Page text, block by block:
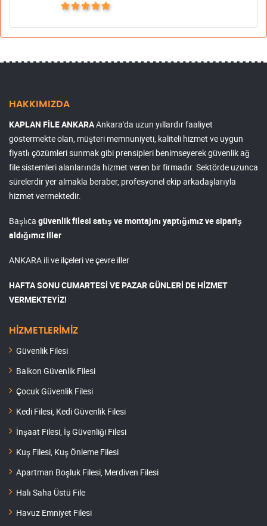
HAKKIMIZDA
KAPLAN FİLE ANKARAAnkara'da uzun yıllardır faaliyet
göstermekte olan, müşteri memnuniyeti, kaliteli hizmet ve uygun
fiyatlı çözümleri sunmak gibi prensipleri benimseyerek güvenlik ağ
file sistemleri alanlarında hizmet veren bir firmadır. Sektörde uzunca
sürelerdir yer almakla beraber, profesyonel ekip arkadaşlarıyla
hizmet vermektedir.
Başlıca güvenlik filesi satış ve montajını yaptığımız ve sipariş
aldığımız iller
ANKARA ili ve ilçeleri ve çevre iller
HAFTA SONU CUMARTESİ VE PAZAR GÜNLERİ DE HİZMET
VERMEKTEYİZ!
HİZMETLERİMİZ
Güvenlik Filesi
Balkon Güvenlik Filesi
Çocuk Güvenlik Filesi
Kedi Filesi, Kedi Güvenlik Filesi
İnşaat Filesi, İş Güvenliği Filesi
Kuş Filesi, Kuş Önleme Filesi
Apartman Boşluk Filesi, Merdiven Filesi
Halı Saha Üstü File
Havuz Emniyet Filesi